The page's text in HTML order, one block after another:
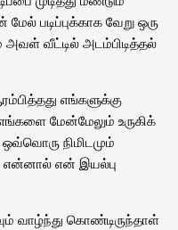
படிப்புக்காக வேறு ஒரு
வீட்டில் அடம்பிடித்தல்
எங்களுக்கு
மேன்மேலும் உருகிக்
நிமிடமும்
என்னால் என் இயல்பு
வாழ்ந்து கொண்டிருந்தாள்